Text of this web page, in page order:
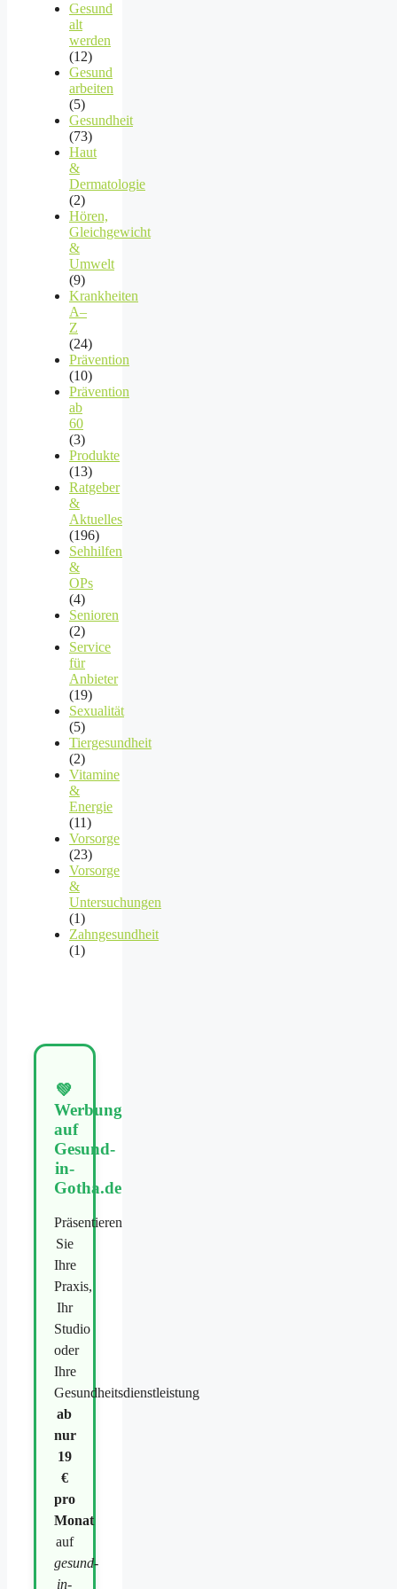
Gesund
alt
werden
(12)
Gesund
arbeiten
(5)
Gesundheit
(73)
Haut
&
Dermatologie
(2)
Hören,
Gleichgewicht
&
Umwelt
(9)
Krankheiten
A–
Z
(24)
Prävention
(10)
Prävention
ab
60
(3)
Produkte
(13)
Ratgeber
&
Aktuelles
(196)
Sehhilfen
&
OPs
(4)
Senioren
(2)
Service
für
Anbieter
(19)
Sexualität
(5)
Tiergesundheit
(2)
Vitamine
&
Energie
(11)
Vorsorge
(23)
Vorsorge
&
Untersuchungen
(1)
Zahngesundheit
(1)
💚
Werbung
auf
Gesund-
in-
Gotha.de
Präsentieren
Sie
Ihre
Praxis,
Ihr
Studio
oder
Ihre
Gesundheitsdienstleistung
ab
nur
19
€
pro
Monat
auf
gesund-
in-